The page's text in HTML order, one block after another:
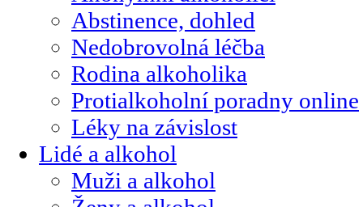
Abstinence, dohled
Nedobrovolná léčba
Rodina alkoholika
Protialkoholní poradny online
Léky na závislost
Lidé a alkohol
Muži a alkohol